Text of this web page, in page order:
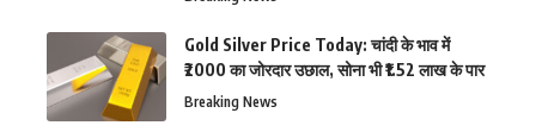
Gold Silver Price Today: चांदी के भाव में
₹2000 का जोरदार उछाल, सोना भी ₹1.52 लाख के पार
Breaking News